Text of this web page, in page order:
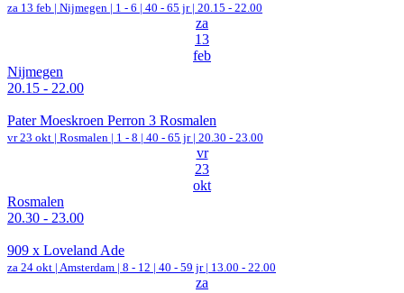
za 13 feb | Nijmegen | 1 - 6 | 40 - 65 jr | 20.15 - 22.00
za
13
feb
Nijmegen
20.15 - 22.00
Pater Moeskroen Perron 3 Rosmalen
vr 23 okt | Rosmalen | 1 - 8 | 40 - 65 jr | 20.30 - 23.00
vr
23
okt
Rosmalen
20.30 - 23.00
909 x Loveland Ade
za 24 okt | Amsterdam | 8 - 12 | 40 - 59 jr | 13.00 - 22.00
za